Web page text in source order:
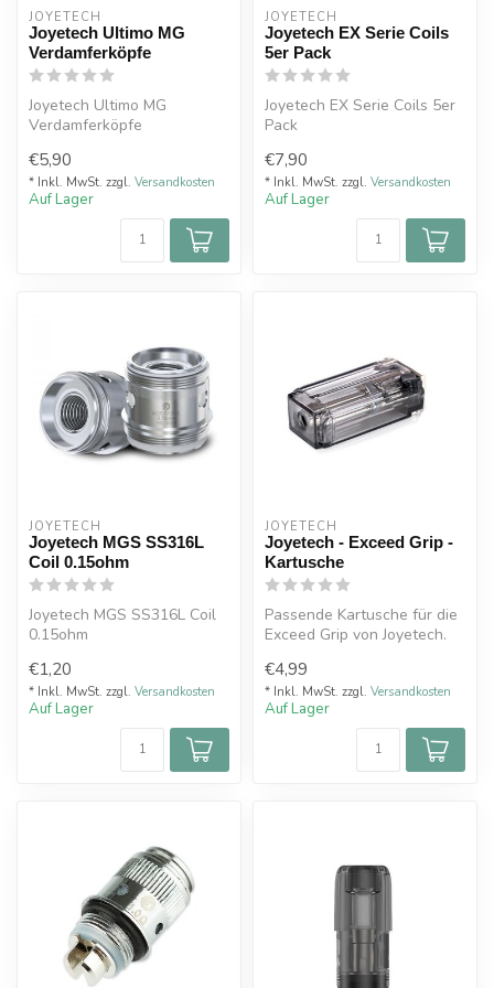
JOYETECH
Joyetech Ultimo MG
Verdamferköpfe
Joyetech Ultimo MG
Verdamferköpfe
€5,90
* Inkl. MwSt. zzgl. Versandkosten
Auf Lager
JOYETECH
Joyetech EX Serie Coils
5er Pack
Joyetech EX Serie Coils 5er
Pack
€7,90
* Inkl. MwSt. zzgl. Versandkosten
Auf Lager
JOYETECH
Joyetech MGS SS316L
Coil 0.15ohm
Joyetech MGS SS316L Coil
0.15ohm
€1,20
* Inkl. MwSt. zzgl. Versandkosten
Auf Lager
JOYETECH
Joyetech - Exceed Grip -
Kartusche
Passende Kartusche für die
Exceed Grip von Joyetech.
€4,99
* Inkl. MwSt. zzgl. Versandkosten
Auf Lager